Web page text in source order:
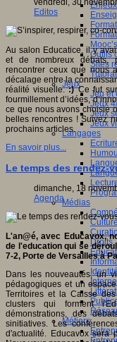
Mooc’s
Outils
Sites
Tutorat
Jeux
Jeu et
Jeux
Jeux
Jeux
Langages
Médias
Droits
Métiers
vendredi, 30
Editos
Au salon Educatice, il y
et de nombreux débats,
rencontrer ceux que nous
décalage entre la
réalité visuelle.:)Ce fut
fourmillement d’idées,
ce que nous avons choisie
belles rencontres ! Suivez
prochains articles.
En savoir plus...
Le temps des rendez-
dimanche, 18
Agenda
L'an@é, avec Educavox,
de l'education qui se
7-2, Porte de Versailles à
Dans les nouveautés, un
pédagogiques et un
Territoires et la Caisse
clusters qui forment
démonstrations, des
sinitiatives. Les
d'actualité. Educavox sera